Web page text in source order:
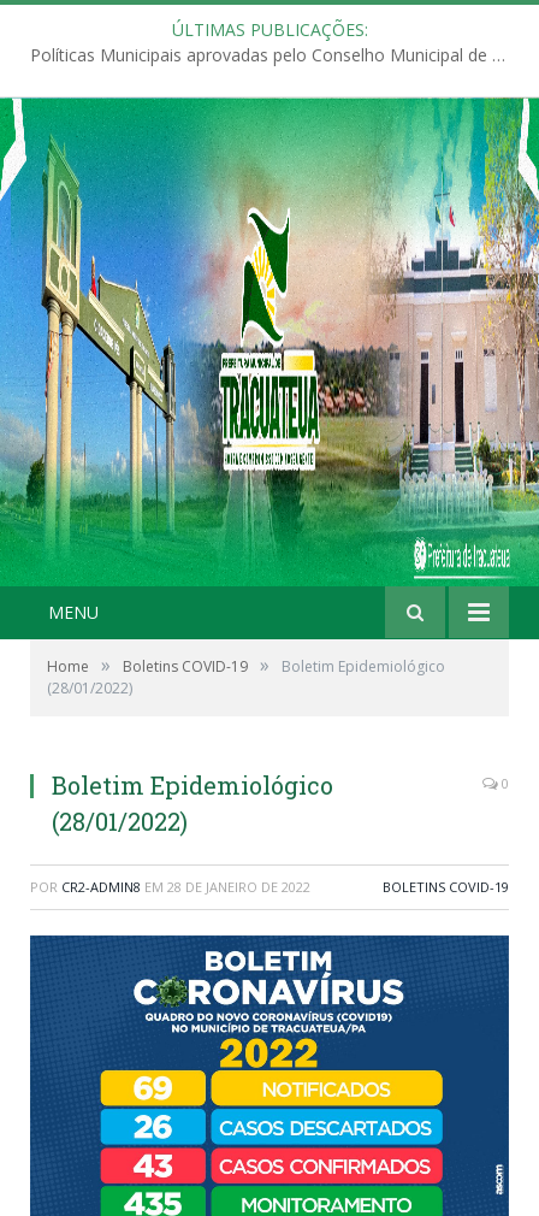
ÚLTIMAS PUBLICAÇÕES:
Políticas Municipais aprovadas pelo Conselho Municipal de Educação (CME)
MENU
Home » Boletins COVID-19 »
Boletim Epidemiológico
(28/01/2022)
Boletim Epidemiológico
(28/01/2022)
0
POR CR2-ADMIN8 EM 28 DE JANEIRO DE 2022 BOLETINS COVID-19